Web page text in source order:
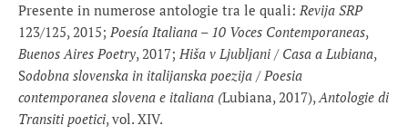
Presente in numerose antologie tra le quali: Revija SRP
123/125, 2015; Poesía Italiana – 10 Voces Contemporaneas,
Buenos Aires Poetry, 2017; Hiša v Ljubljani / Casa a Lubiana,
Sodobna slovenska in italijanska poezija /Poesia
contemporanea slovena e italiana (Lubiana, 2017),Antologie di
Transiti poetici, vol. XIV.